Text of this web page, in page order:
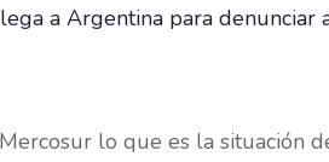
lo que es la situación